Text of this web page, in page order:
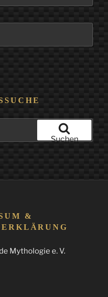
Suchen
&
Mythologie e. V.